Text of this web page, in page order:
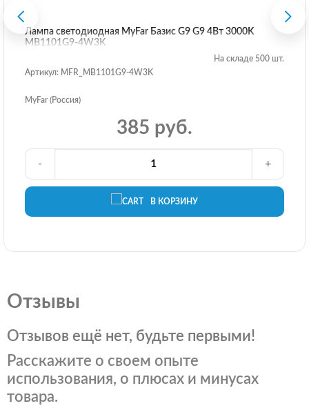
Лампа светодиодная MyFar Базис G9 G9 4Вт 3000K
MB1101G9-4W3K
На складе 500 шт.
Артикул: MFR_MB1101G9-4W3K
MyFar (Россия)
385 руб.
В КОРЗИНУ
- +
Отзывы
Отзывов ещё нет, будьте первыми!
Расскажите о своем опыте
использования, о плюсах и минусах
товара.